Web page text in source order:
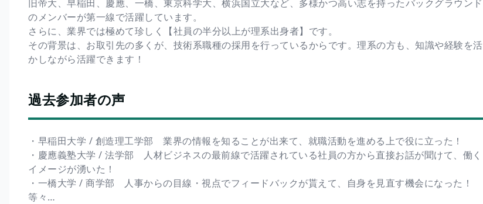
旧帝大、早稲田、慶應、一橋、東京科学大、横浜国立大など、多様かつ高い志を持ったバックグラウンド
のメンバーが第一線で活躍しています。
さらに、業界では極めて珍しく【社員の半分以上が理系出身者】です。
その背景は、お取引先の多くが、技術系職種の採用を行っているからです。理系の方も、知識や経験を活
かしながら活躍できます！
過去参加者の声
・早稲田大学 / 創造理工学部 業界の情報を知ることが出来て、就職活動を進める上で役に立った！
・慶應義塾大学 / 法学部 人材ビジネスの最前線で活躍されている社員の方から直接お話が聞けて、働く
イメージが湧いた！
・一橋大学 / 商学部 人事からの目線・視点でフィードバックが貰えて、自身を見直す機会になった！
等々…